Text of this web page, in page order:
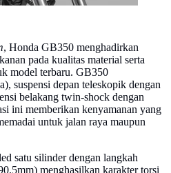
, Honda GB350 menghadirkan
pada kualitas material serta
model terbaru. GB350
suspensi depan teleskopik dengan
belakang twin-shock dengan
ini memberikan kenyamanan yang
untuk jalan raya maupun
satu silinder dengan langkah
menghasilkan karakter torsi